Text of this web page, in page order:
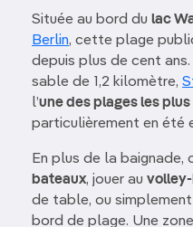
Située au bord du lac
Berlin, cette plage
depuis plus de cent
sable de 1,2 kilomètre,
l’une des plages les
particulièrement en été
En plus de la baignade,
bateaux, jouer au
de table, ou
bord de plage. Une